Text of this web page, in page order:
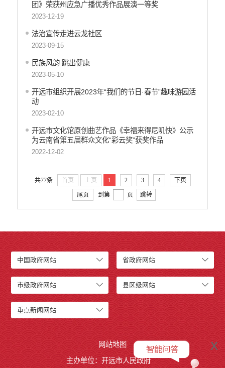
乡村振兴工作信息公开
团》荣获州应急广播优秀作品展演一等奖
2023-12-19
法治宣传走进云龙社区
2023-09-15
民族风韵 跳出健康
2023-05-10
开远市组织开展2023年“我们的节日·春节”趣味游园活
动
2023-02-10
开远市文化馆原创曲艺作品《幸福来得尼叽快》公示
为云南省第五届群众文化“彩云奖”获奖作品
2022-12-02
共77条 首页 上页 1 2 3 4 下页
尾页 到第 页 跳转
中国政府网站 省政府网站
市级政府网站 县区级网站
重点新闻网站
网站地图
主办单位：开远市人民政府
x